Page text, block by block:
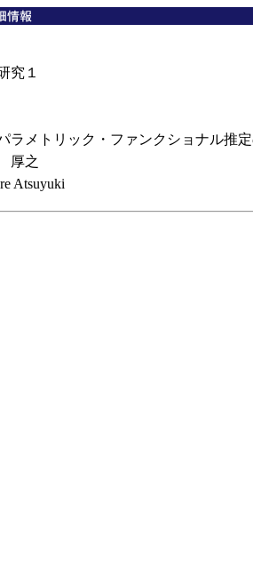
究１
ラメトリック・ファンクショナル推
厚之
Atsuyuki